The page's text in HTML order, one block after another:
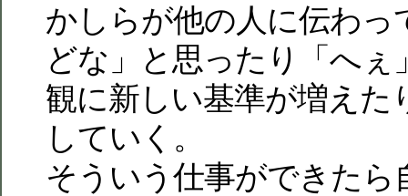
かしらが他の人に伝わっ
どな」と思ったり「へぇ
観に新しい基準が増えた
していく。
そういう仕事ができたら